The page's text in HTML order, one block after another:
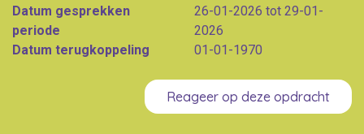
Datum gesprekken
periode
26-01-2026 tot 29-01-
2026
Datum terugkoppeling
01-01-1970
Reageer op deze opdracht